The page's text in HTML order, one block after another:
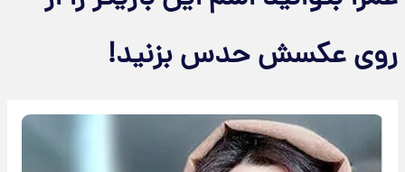
روی عکسش حدس بزنید!